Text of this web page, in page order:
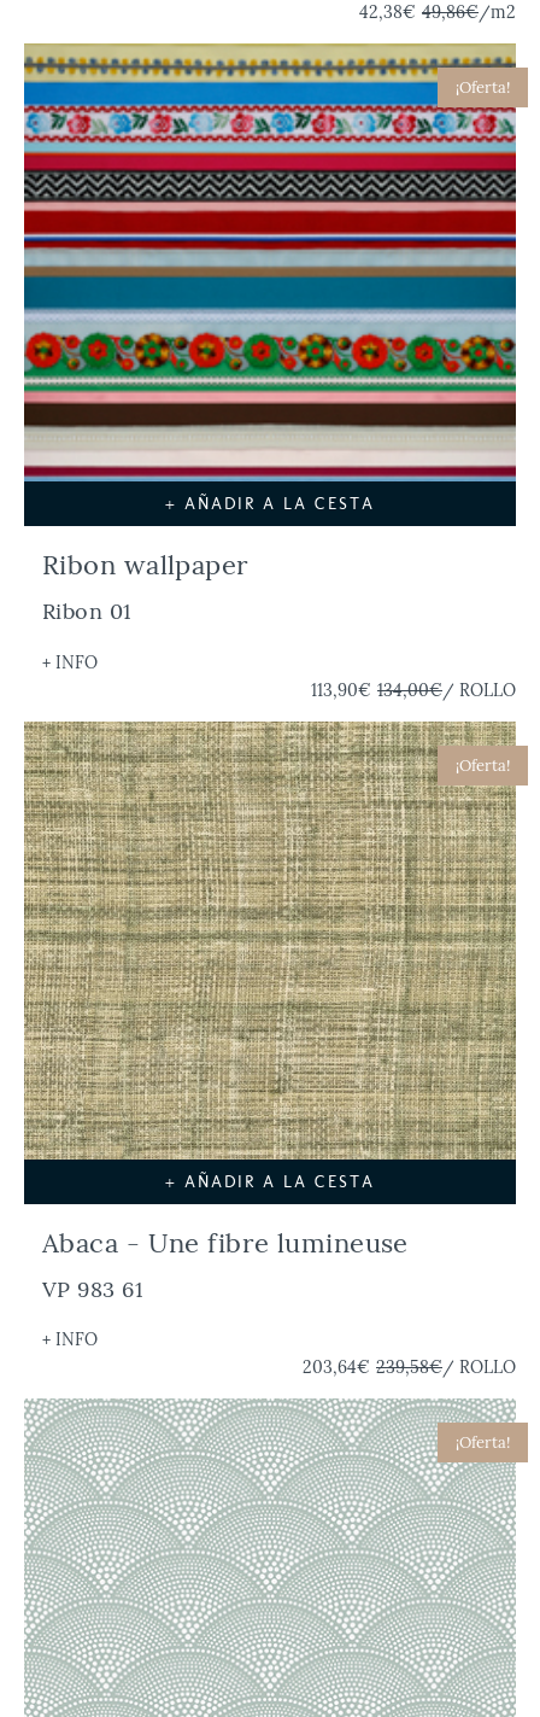
42,38€ 49,86€/m2
¡Oferta!
+ AÑADIR A LA CESTA
Ribon wallpaper
Ribon 01
+ INFO
113,90€ 134,00€/ ROLLO
¡Oferta!
+ AÑADIR A LA CESTA
Abaca - Une fibre lumineuse
VP 983 61
+ INFO
203,64€ 239,58€/ ROLLO
¡Oferta!